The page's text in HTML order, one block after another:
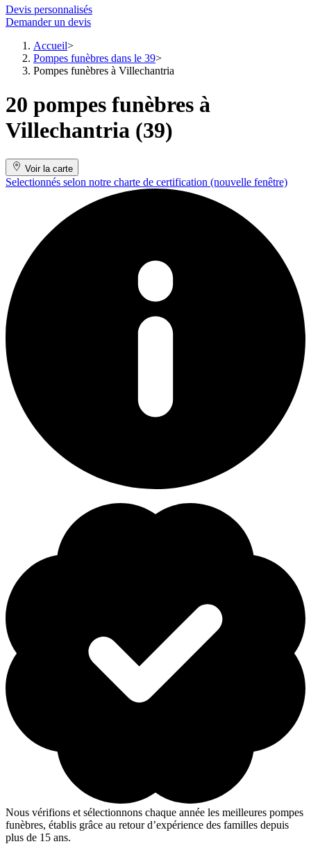
Devis personnalisés
Demander un devis
Accueil
Pompes funèbres dans le 39
Pompes funèbres à Villechantria
20 pompes funèbres à
Villechantria (39)
Voir la carte
Selectionnés selon notre charte de certification (nouvelle fenêtre)
Nous vérifions et sélectionnons chaque année les meilleures pompes
funèbres, établis grâce au retour d’expérience des familles depuis
plus de 15 ans.